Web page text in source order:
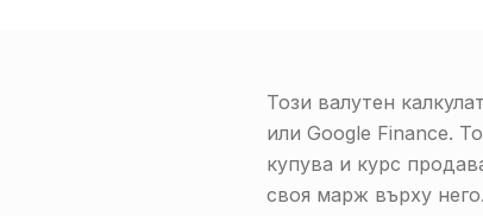
Този валутен
или Google Finance.
купува и курс
своя марж върху